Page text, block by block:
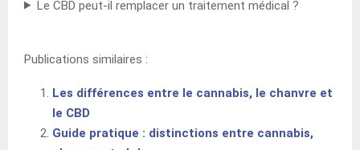
Le CBD peut-il remplacer un traitement médical ?
Publications similaires :
Les différences entre le cannabis, le chanvre et
le CBD
Guide pratique : distinctions entre cannabis,